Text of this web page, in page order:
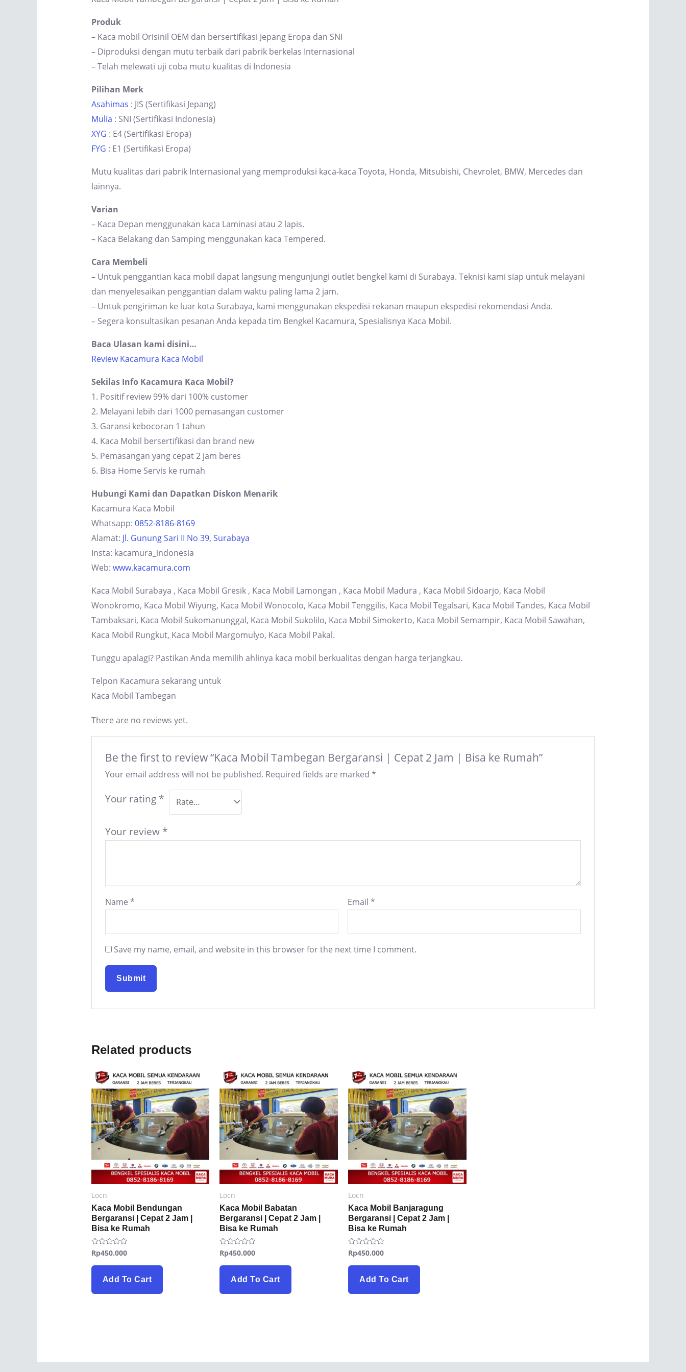
Produk
– Kaca mobil Orisinil OEM dan bersertifikasi Jepang Eropa dan SNI
– Diproduksi dengan mutu terbaik dari pabrik berkelas Internasional
– Telah melewati uji coba mutu kualitas di Indonesia
Pilihan Merk
Asahimas : JIS (Sertifikasi Jepang)
Mulia : SNI (Sertifikasi Indonesia)
XYG : E4 (Sertifikasi Eropa)
FYG : E1 (Sertifikasi Eropa)
Mutu kualitas dari pabrik Internasional yang memproduksi kaca-kaca Toyota, Honda, Mitsubishi, Chevrolet, BMW, Mercedes dan
lainnya.
Varian
– Kaca Depan menggunakan kaca Laminasi atau 2 lapis.
– Kaca Belakang dan Samping menggunakan kaca Tempered.
Cara Membeli
– Untuk penggantian kaca mobil dapat langsung mengunjungi outlet bengkel kami di Surabaya. Teknisi kami siap untuk melayani
dan menyelesaikan penggantian dalam waktu paling lama 2 jam.
– Untuk pengiriman ke luar kota Surabaya, kami menggunakan ekspedisi rekanan maupun ekspedisi rekomendasi Anda.
– Segera konsultasikan pesanan Anda kepada tim Bengkel Kacamura, Spesialisnya Kaca Mobil.
Baca Ulasan kami disini…
Review Kacamura Kaca Mobil
Sekilas Info Kacamura Kaca Mobil?
1. Positif review 99% dari 100% customer
2. Melayani lebih dari 1000 pemasangan customer
3. Garansi kebocoran 1 tahun
4. Kaca Mobil bersertifikasi dan brand new
5. Pemasangan yang cepat 2 jam beres
6. Bisa Home Servis ke rumah
Hubungi Kami dan Dapatkan Diskon Menarik
Kacamura Kaca Mobil
Whatsapp: 0852-8186-8169
Alamat: Jl. Gunung Sari II No 39, Surabaya
Insta: kacamura_indonesia
Web: www.kacamura.com
Kaca Mobil Surabaya , Kaca Mobil Gresik , Kaca Mobil Lamongan , Kaca Mobil Madura , Kaca Mobil Sidoarjo, Kaca Mobil
Wonokromo, Kaca Mobil Wiyung, Kaca Mobil Wonocolo, Kaca Mobil Tenggilis, Kaca Mobil Tegalsari, Kaca Mobil Tandes, Kaca Mobil
Tambaksari, Kaca Mobil Sukomanunggal, Kaca Mobil Sukolilo, Kaca Mobil Simokerto, Kaca Mobil Semampir, Kaca Mobil Sawahan,
Kaca Mobil Rungkut, Kaca Mobil Margomulyo, Kaca Mobil Pakal.
Tunggu apalagi? Pastikan Anda memilih ahlinya kaca mobil berkualitas dengan harga terjangkau.
Telpon Kacamura sekarang untuk
Kaca Mobil Tambegan
There are no reviews yet.
Be the first to review “Kaca Mobil Tambegan Bergaransi | Cepat 2 Jam | Bisa ke Rumah”
Your email address will not be published. Required fields are marked *
Your rating *
Your review *
Name * Email *
Save my name, email, and website in this browser for the next time I comment.
Related products
Locn
Kaca Mobil Bendungan
Bergaransi | Cepat 2 Jam |
Bisa ke Rumah
Rated
0
out
Rp450.000
Add To Cart
Locn
Kaca Mobil Babatan
Bergaransi | Cepat 2 Jam |
Bisa ke Rumah
Rated
0
out
Rp450.000
Add To Cart
Locn
Kaca Mobil Banjaragung
Bergaransi | Cepat 2 Jam |
Bisa ke Rumah
Rated
0
out
Rp450.000
Add To Cart